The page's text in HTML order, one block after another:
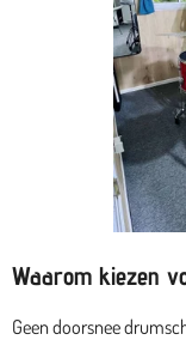
Waarom kiezen
Geen doorsnee